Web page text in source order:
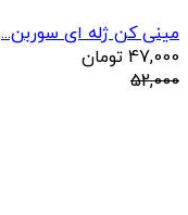
مینی کن ژله ای سوربن...
47,000 تومان
52,000